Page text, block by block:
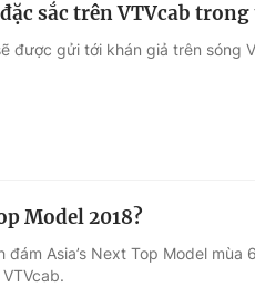
sắc trên VTVcab trong
được gửi tới khán giả trên sóng
Model 2018?
Asia’s Next Top Model